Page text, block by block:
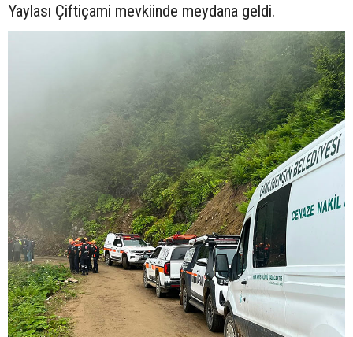
Yaylası Çiftiçami mevkiinde meydana geldi.